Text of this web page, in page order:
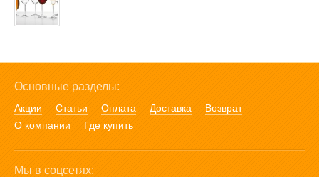
Основные разделы:
Акции Статьи Оплата Доставка
Возврат
О компании
Где купить
Мы в соцсетях: